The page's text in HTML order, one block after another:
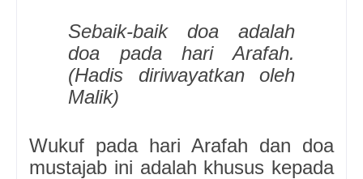
Sebaik-baik doa adalah
doa pada hari Arafah.
(Hadis diriwayatkan oleh
Malik)
Wukuf pada hari Arafah dan doa
mustajab ini adalah khusus kepada